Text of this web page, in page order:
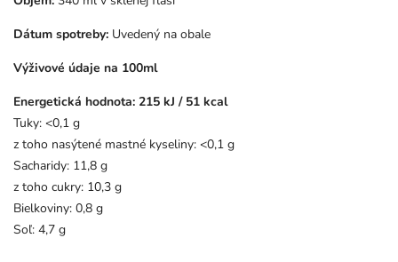
Dátum spotreby: Uvedený na obale
Výživové údaje na 100ml
Energetická hodnota: 215 kJ / 51 kcal
Tuky: <0,1 g
z toho nasýtené mastné kyseliny: <0,1 g
Sacharidy: 11,8 g
z toho cukry: 10,3 g
Bielkoviny: 0,8 g
Soľ: 4,7 g